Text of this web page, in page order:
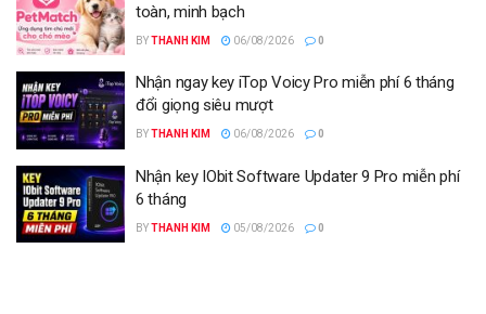
toàn, minh bạch
BYTHANH KIM 06/08/2026 0
Nhận ngay key iTop Voicy Pro miễn phí 6 tháng
đổi giọng siêu mượt
BYTHANH KIM 06/08/2026 0
Nhận key IObit Software Updater 9 Pro miễn phí
6 tháng
BYTHANH KIM 05/08/2026 0